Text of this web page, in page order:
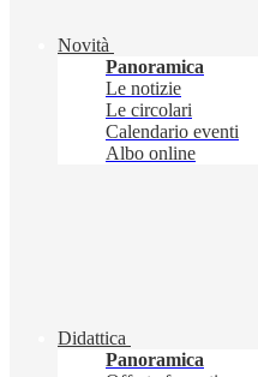
Novità
Panoramica
Le notizie
Le circolari
Calendario eventi
Albo online
Didattica
Panoramica